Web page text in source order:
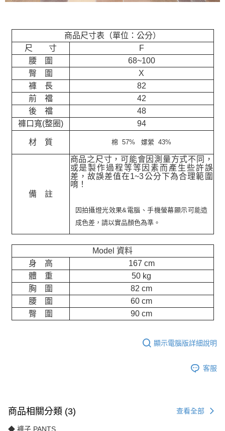
商品尺寸表（單位：公分）
尺 寸
F
腰 圍
68~100
臀 圍
X
褲 長
82
前 襠
42
後 襠
48
褲口寬(整圈)
94
材 質 棉 57% 嫘縈 43%
備 註
商品之尺寸，可能會因測量方式不同，
或是製作過程等等因素而產生些許誤
差，故誤差值在1~3公分下為合理範圍
唷！
因拍攝燈光效果&電腦、手機螢幕顯示可能造
成色差，請以實品顏色為準。
Model 資料
身 高
167 cm
體 重
50 kg
胸 圍
82 cm
腰 圍
60 cm
臀 圍
90 cm
顯示電腦版詳細說明
客服
商品相關分類 (3) 查看全部
◆ 褲子 PANTS